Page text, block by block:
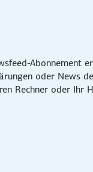
Abonnement
oder News
Rechner oder Ihr